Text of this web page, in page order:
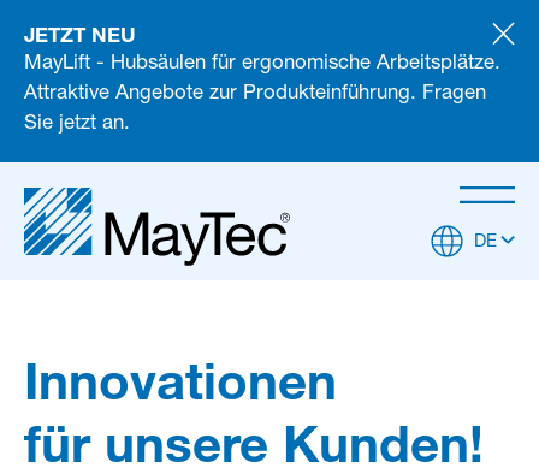
JETZT NEU
MayLift - Hubsäulen für ergonomische Arbeitsplätze.
Attraktive Angebote zur Produkteinführung. Fragen
Sie jetzt an.
DE
Innovationen
für unsere Kunden!